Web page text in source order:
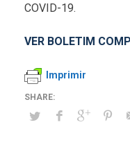
COVID-19.
VER BOLETIM
Imprimir